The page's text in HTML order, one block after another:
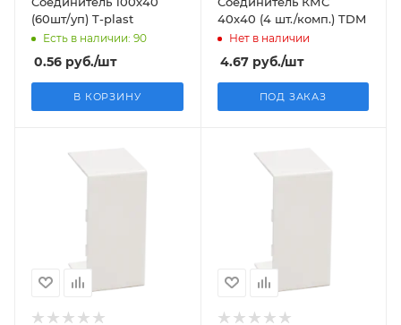
(60шт/уп) T-plast
Есть в наличии: 90
0.56 руб./шт
В КОРЗИНУ
40х40 (4 шт./комп.) TDM
Нет в наличии
4.67руб./шт
ПОД ЗАКАЗ